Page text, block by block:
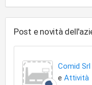
Post e novità
Comid Srl
e Attività